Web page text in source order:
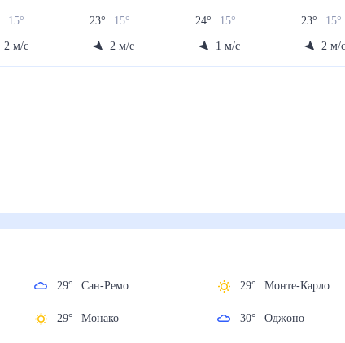
15°
2 м/с
23° 15°
2 м/с
24° 15°
1 м/с
23° 15°
2 м/
29° Сан-Ремо
29° Монако
29° Монте-
30° Оджоно